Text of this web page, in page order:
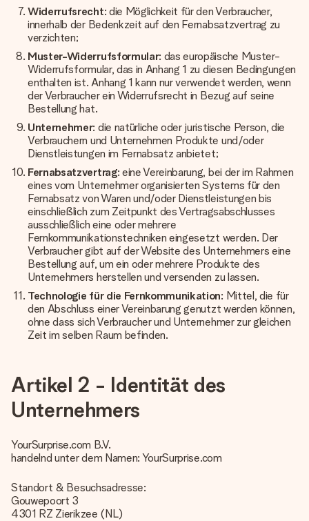
Widerrufsrecht: die Möglichkeit für den Verbraucher,
innerhalb der Bedenkzeit auf den Fernabsatzvertrag zu
verzichten;
Muster-Widerrufsformular: das europäische Muster-
Widerrufsformular, das in Anhang 1 zu diesen Bedingungen
enthalten ist. Anhang 1 kann nur verwendet werden, wenn
der Verbraucher ein Widerrufsrecht in Bezug auf seine
Bestellung hat.
Unternehmer: die natürliche oder juristische Person, die
Verbrauchern und Unternehmen Produkte und/oder
Dienstleistungen im Fernabsatz anbietet;
Fernabsatzvertrag: eine Vereinbarung, bei der im Rahmen
eines vom Unternehmer organisierten Systems für den
Fernabsatz von Waren und/oder Dienstleistungen bis
einschließlich zum Zeitpunkt des Vertragsabschlusses
ausschließlich eine oder mehrere
Fernkommunikationstechniken eingesetzt werden. Der
Verbraucher gibt auf der Website des Unternehmers eine
Bestellung auf, um ein oder mehrere Produkte des
Unternehmers herstellen und versenden zu lassen.
Technologie für die Fernkommunikation: Mittel, die für
den Abschluss einer Vereinbarung genutzt werden können,
ohne dass sich Verbraucher und Unternehmer zur gleichen
Zeit im selben Raum befinden.
Artikel 2 - Identität des
Unternehmers
YourSurprise.com B.V.
handelnd unter dem Namen: YourSurprise.com
Standort & Besuchsadresse:
Gouwepoort 3
4301 RZ Zierikzee (NL)